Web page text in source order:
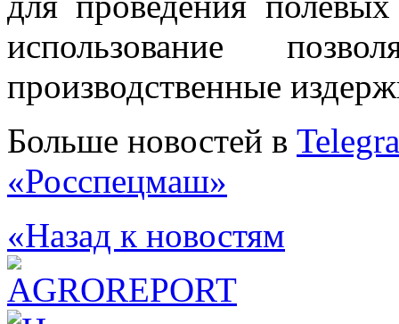
использование
производственные
Больше новостей в
«Росспецмаш»
«Назад к новостям